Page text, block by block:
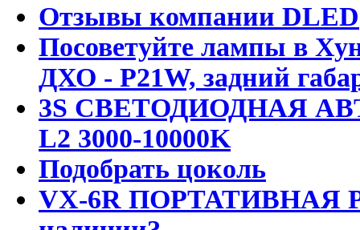
Отзывы компании DLED
Посоветуйте лампы в
ДХО - P21W, задний
3S СВЕТОДИОДНАЯ
L2 3000-10000K
Подобрать цоколь
VX-6R ПОРТАТИВНАЯ